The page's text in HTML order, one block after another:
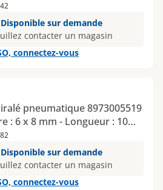
Disponible sur demande
contacter un magasin
connectez-vous
pneumatique 8973005519
: 6 x 8 mm - Longueur : 10
Disponible sur demande
contacter un magasin
connectez-vous